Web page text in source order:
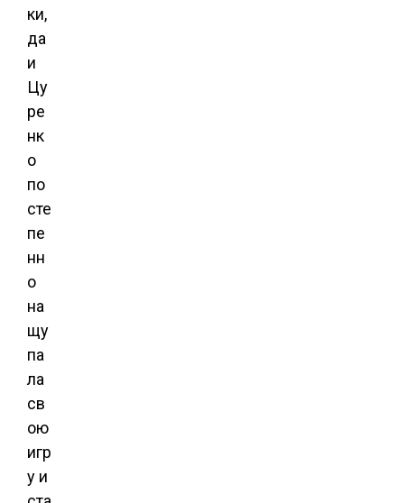
ки,
да
и
Цу
ре
нк
о
по
сте
пе
нн
о
на
щу
па
ла
св
ою
игр
у и